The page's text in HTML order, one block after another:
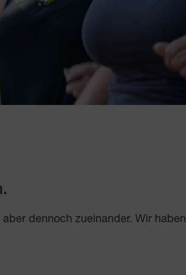
dennoch zueinander. Wir haben